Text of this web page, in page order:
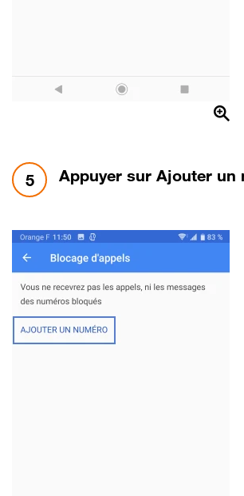
5 étape 5:
Appuyer sur Ajouter un